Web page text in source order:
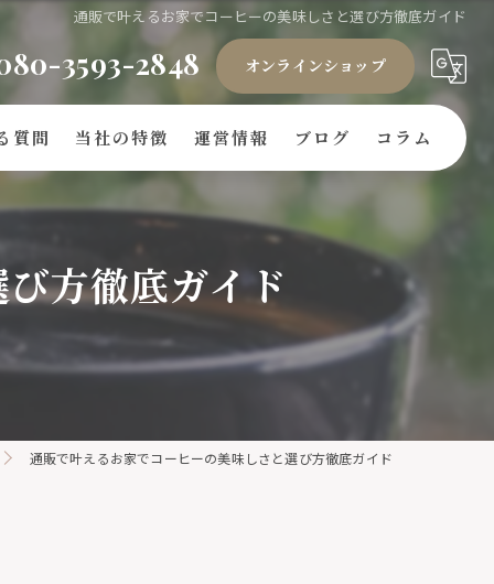
通販で叶えるお家でコーヒーの美味しさと選び方徹底ガイド
3593-2848 オンラインショップ
質問 当社の特徴
ギフト
豆
自家焙煎
運営情報 ブログ コラム
方徹底ガイド
通販で叶えるお家でコーヒーの美味しさと選び方徹底ガイド